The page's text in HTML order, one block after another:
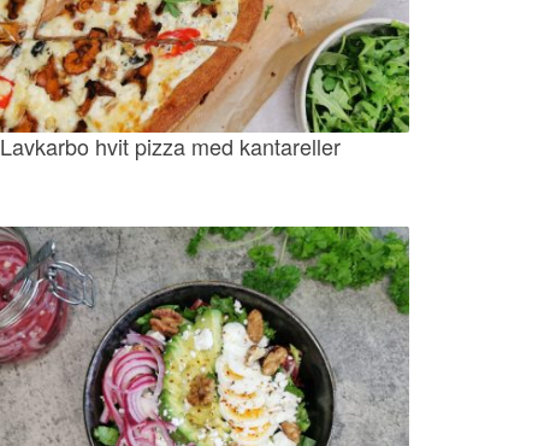
Lavkarbo hvit pizza med kantareller